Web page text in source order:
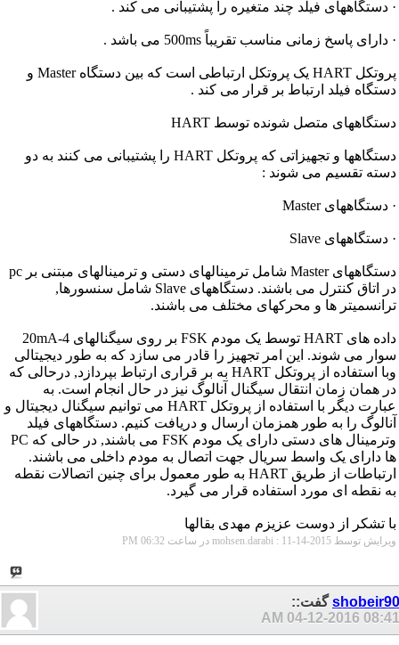
· دستگاههای فیلد چند متغیره را پشتیبانی می کند .
· دارای پاسخ زمانی مناسب تقریباً 500ms می باشد .
پروتکل HART یک پروتکل ارتباطی است که بین دستگاه Master و
دستگاه فیلد ارتباط بر قرار می کند .
دستگاههای متصل شونده توسط HART
دستگاهها و تجهیزاتی که پروتکل HART را پشتیبانی می کنند به دو
دسته تقسیم می شوند :
· دستگاههای Master
· دستگاههای Slave
دستگاههای Master شامل ترمینالهای دستی و ترمینالهای مبتنی بر pc
در اتاق کنترل می باشند. دستگاههای Slave شامل سنسورها,
ترانسمیتر ها و محرکهای مختلف می باشند.
داده های HART توسط یک مودم FSK بر روی سیگنالهای 4-20mA
سوار می شوند. این امر تجهیز را قادر می سازد که به طور دیجیتالی
وبا استفاده از پروتکل HART به بر قراری ارتباط بپردازد, درحالی که
در همان زمان انتقال سیگنال آنالوگ نیز در حال انجام است. به
عبارت دیگر با استفاده از پروتکل HART می توانیم سیگنال دیجیتال و
آنالوگ را به طور همزمان ارسال و دریافت کنیم. دستگاههای فیلد
وترمینال های دستی دارای یک مودم FSK می باشند, در حالی که PC
ها دارای یک واسط سریال جهت اتصال به مودم داخلی می باشند.
ارتباطات از طریق HART به طور معمول برای چنین اتصالات نقطه
به نقطه ای مورد استفاده قرار می گیرد.
با تشکر از دوست عزیزم مهدی بقالها
ویرایش توسط mohsen.darabi : 11-14-2015 در ساعت 06:32 PM
shobeir90گفت::
04-12-2016 08:41 AM